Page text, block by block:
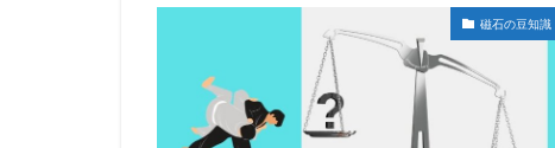
磁石の豆知識